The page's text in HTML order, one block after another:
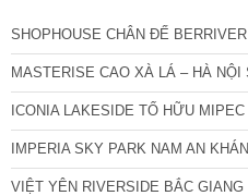
SHOPHOUSE CHÂN ĐẾ
MASTERISE CAO XÀ LÁ – HÀ NỘI
ICONIA LAKESIDE TỐ HỮU MIPEC
IMPERIA SKY PARK NAM AN
VIỆT YÊN RIVERSIDE BẮC GIANG